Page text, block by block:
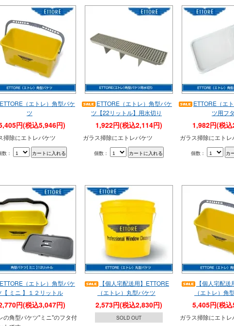
ETTORE（エトレ）角型バケ
ツ
円(税込5,946円)
掃除にエトレバケツ
数：
ETTORE（エトレ）角型バケ
ツ【22リットル】用水切り
1,922円(税込2,114円)
ガラス掃除にエトレバケツ
個数：
ETTORE（エ
ツ用フタ
1,982円(税
ガラス掃除にエトレ
個数：
ETTORE（エトレ）角型バケ
【 ミニ 】１２リットル
円(税込3,047円)
の角型バケツ"ミニ"のフタ付
【個人宅配送用】ETTORE
（エトレ）丸型バケツ
2,573円(税込2,830円)
SOLD OUT
【個人宅配
（エトレ）角
5,405円(税
ガラス掃除にエトレ